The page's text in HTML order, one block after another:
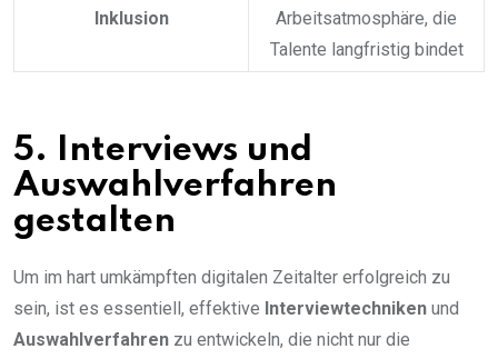
Inklusion
Arbeitsatmosphäre, die
Talente langfristig bindet
5. Interviews und
Auswahlverfahren
gestalten
Um im hart umkämpften digitalen Zeitalter erfolgreich zu
sein, ist es essentiell, effektive Interviewtechniken und
Auswahlverfahren zu entwickeln, die nicht nur die